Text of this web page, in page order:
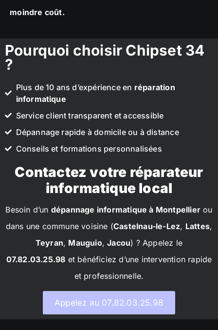
moindre coût.
Pourquoi choisir Chipset 34
?
Plus de 10 ans d’expérience en réparation
informatique
Service client transparent et accessible
Dépannage rapide à domicile ou à distance
Conseils et formations personnalisées
Contactez votre réparateur
informatique local
Besoin d’un dépannage informatique à Montpellier ou
dans une commune voisine (Castelnau-le-Lez, Lattes,
Teyran, Mauguio,Jacou) ? Appelez le
07.82.03.25.98 et bénéficiez d’une intervention rapide
et professionnelle.
Appelez au 07.82.03.25.98